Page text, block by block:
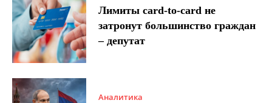
Лимиты card-to-card не
затронут большинство граждан
– депутат
Аналитика